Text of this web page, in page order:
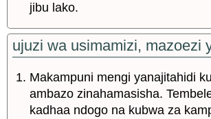
jibu lako.
ujuzi wa usimamizi, mazoezi
Makampuni mengi yanajitahidi
ambazo zinahamasisha.
kadhaa ndogo na kubwa za